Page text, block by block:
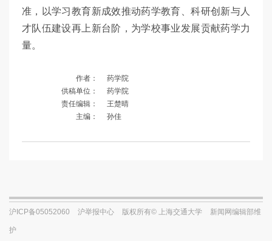
准，以学习教育新成效推动药学教育、科研创新与人
才队伍建设再上新台阶，为学校事业发展贡献药学力
量。
作者：
药学院
供稿单位：
药学院
责任编辑：
王楚晴
主编：
孙佳
沪ICP备05052060 沪举报中心 版权所有© 上海交通大学 新闻网编辑部维
护